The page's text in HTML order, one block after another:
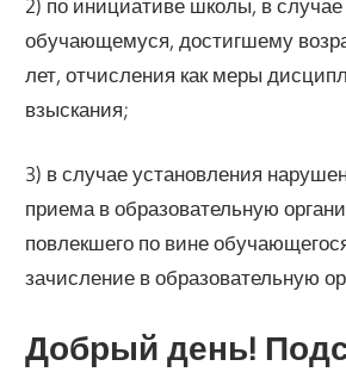
2) по инициативе школы, в
обучающемуся, достигшему
лет, отчисления как меры
взыскания;
3) в случае установления
приема в образовательную
повлекшего по вине
зачисление в образовательную
Добрый день!